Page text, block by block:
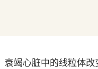
衰竭心脏中的线粒体